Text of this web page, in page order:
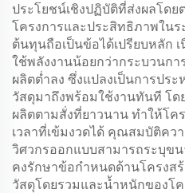
ประโยชน์เชิงปฏิบัติที่ส่งผลโดย
โครงการและประสิทธิภาพใน
ต้นทุนถือเป็นข้อได้เปรียบหลัก
ใช้พลังงานน้อยกว่ากระบวนกา
ผลิตต่ำลง ซึ่งแปลงเป็นการปร
วัสดุมาถึงพร้อมใช้งานทันที โด
ผลิตตามสั่งที่ยาวนาน ทำให้โค
เวลาที่เข้มงวดได้ คุณสมบัติคว
วิศวกรออกแบบสามารถระบุข
คงรักษาข้อกำหนดด้านโครงส
วัสดุโดยรวมและน้ำหนักของโ